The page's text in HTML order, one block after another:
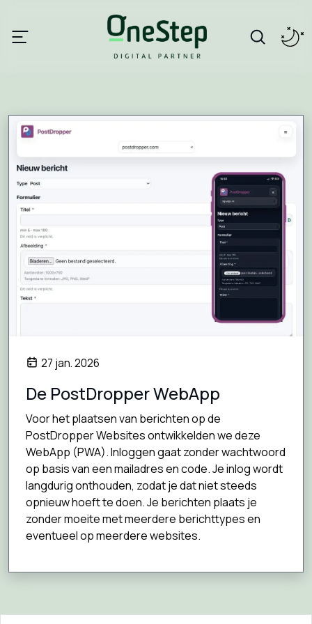
27 jan. 2026
De PostDropper WebApp
Voor het plaatsen van berichten op de
PostDropper Websites ontwikkelden we deze
WebApp (PWA). Inloggen gaat zonder wachtwoord
op basis van een mailadres en code. Je inlog wordt
langdurig onthouden, zodat je dat niet steeds
opnieuw hoeft te doen. Je berichten plaats je
zonder moeite met meerdere berichttypes en
eventueel op meerdere websites.